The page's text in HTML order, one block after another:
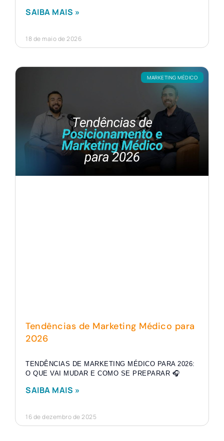
SAIBA MAIS »
18 de maio de 2026
MARKETING MÉDICO
Tendências de Marketing Médico para
2026
TENDÊNCIAS DE MARKETING MÉDICO PARA 2026:
O QUE VAI MUDAR E COMO SE PREPARAR 🎧
SAIBA MAIS »
16 de dezembro de 2025